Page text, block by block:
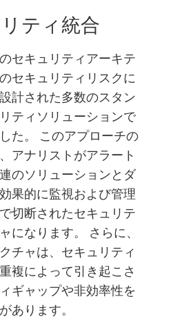
ティ統合
セキュリティアーキテ
セキュリティリスクに
計された多数のスタン
ティソリューションで
た。 このアプローチの
アナリストがアラート
のソリューションとダ
果的に監視および管理
切断されたセキュリテ
になります。 さらに、
チャは、セキュリティ
複によって引き起こさ
ギャップや非効率性を
あります。